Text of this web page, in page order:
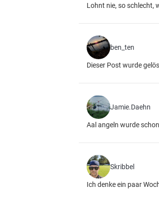
Lohnt nie, so schlecht,
ben_ten
Dieser Post wurde
Jamie.Daehn
Aal angeln wurde
Skribbel
Ich denke ein paar